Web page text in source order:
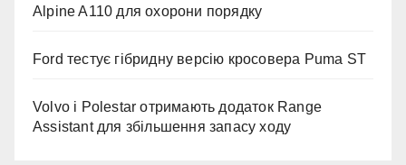
Alpine A110 для охорони порядку
Ford тестує гібридну версію кросовера Puma ST
Volvo і Polestar отримають додаток Range
Assistant для збільшення запасу ходу